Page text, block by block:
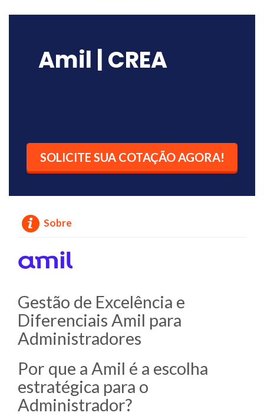
Amil | CREA
SOLICITE SUA COTAÇÃO AGORA!
Sobre
Gestão de Excelência e
Diferenciais Amil para
Administradores
Por que a Amil é a escolha
estratégica para o
Administrador?